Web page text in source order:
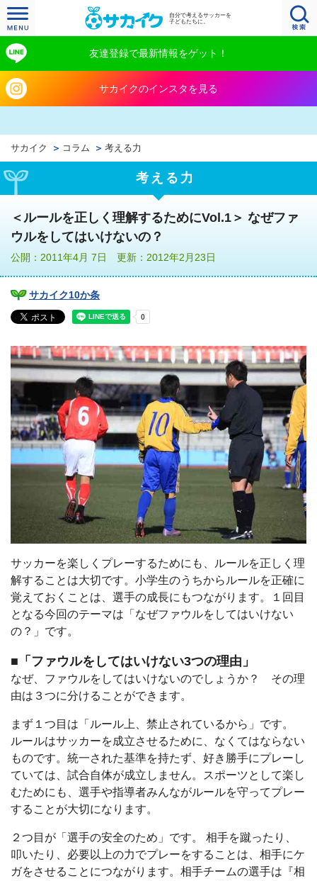
自分で考えるサッカーを
子どもたちに。
友達登録で最新情報をゲット！
サカイクのインスタを見る
サカイク コラム 考える力
考える力
＜ルールを正しく理解するためにVol.1＞ なぜファ
ウルをしてはいけないの？
公開：2011年4月 7日 更新：2012年2月23日
サカイク10か条
サッカーを楽しくプレーするためにも、ルールを正しく理
解することは大切です。小学生のうちからルールを正確に
覚えておくことは、選手の成長にもつながります。１回目
となる今回のテーマは「なぜファウルをしてはいけない
の？」です。
■「ファウルをしてはいけない3つの理由」
なぜ、ファウルをしてはいけないのでしょうか？ その理
由は３つに分けることができます。
まず１つ目は「ルール上、禁止されているから」です。
ルールはサッカーを成立させるために、なくてはならない
ものです。統一された基準を持たず、好き勝手にプレーし
ていては、試合自体が成立しません。スポーツとして楽し
むためにも、選手や指導者みんながルールを守ってプレー
することが大切になります。
２つ目が「選手の安全のため」です。 相手を蹴ったり、
叩いたり、必要以上の力でプレーをすることは、相手にケ
ガをさせることにつながります。相手チームの選手は『相